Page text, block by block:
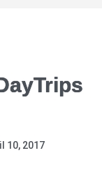
10, 2017